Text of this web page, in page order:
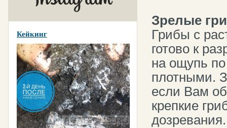
Кейкинг
Зрелые
Грибы с
готово к
на ощупь
плотными.
если Вам
крепкие
дозревания.